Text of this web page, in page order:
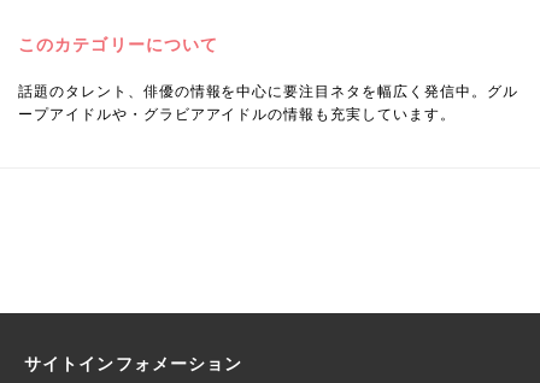
このカテゴリーについて
話題のタレント、俳優の情報を中心に要注目ネタを幅広く発信中。グル
ープアイドルや・グラビアアイドルの情報も充実しています。
サイトインフォメーション